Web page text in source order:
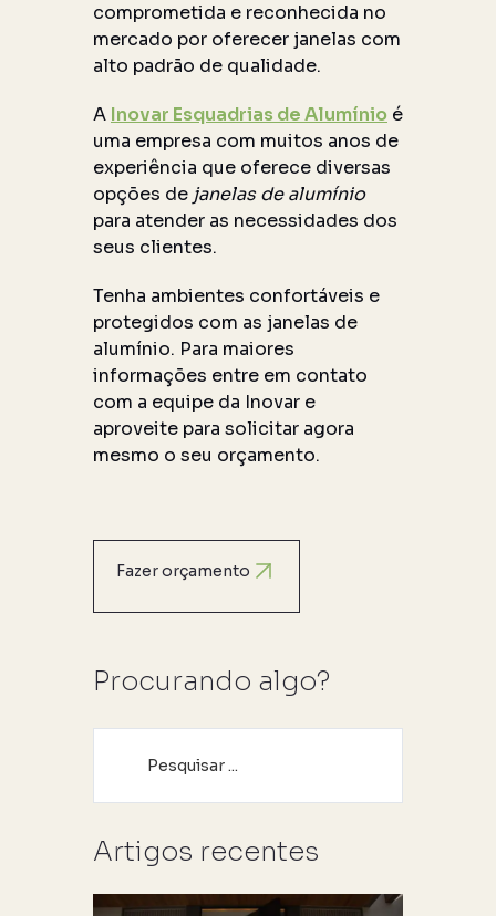
comprometida e reconhecida no
mercado por oferecer janelas com
alto padrão de qualidade.
A Inovar Esquadrias de Alumínio é
uma empresa com muitos anos de
experiência que oferece diversas
opções de janelas de alumínio
para atender as necessidades dos
seus clientes.
Tenha ambientes confortáveis e
protegidos com as janelas de
alumínio. Para maiores
informações entre em contato
com a equipe da Inovar e
aproveite para solicitar agora
mesmo o seu orçamento.
Fazer orçamento
Procurando algo?
Artigos recentes